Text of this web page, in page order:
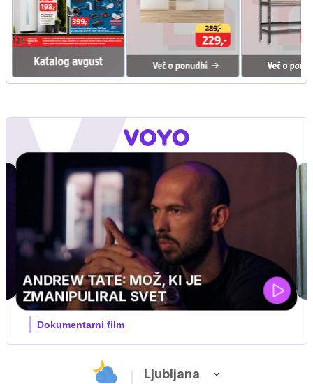
MOJ PRIJATELJ PINGVIN
Film meseca / družinski, pustolovski
Ljubljana